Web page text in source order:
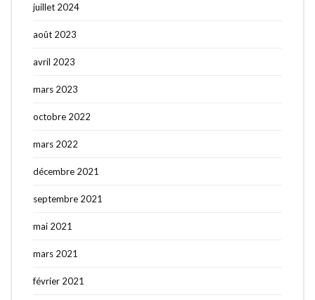
juillet 2024
août 2023
avril 2023
mars 2023
octobre 2022
mars 2022
décembre 2021
septembre 2021
mai 2021
mars 2021
février 2021